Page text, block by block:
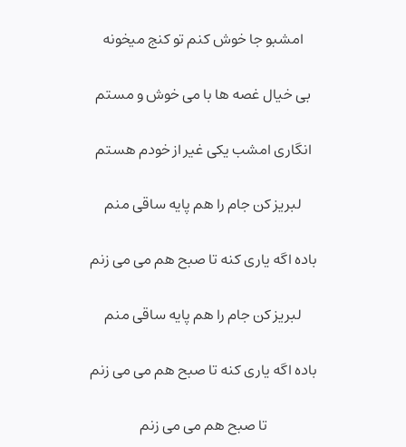
امشبو جا خوش کنم تو کنج میخونه
بی خیال غصه ها با می خوش و مستم
انگاری امشب یکی غیر از خودم هستم
لبریز کن جام را هم پایه ساقی منم
باده اگه یاری کنه تا صبح هم می می زنم
لبریز کن جام را هم پایه ساقی منم
باده اگه یاری کنه تا صبح هم می می زنم
تا صبح هم می می زنم